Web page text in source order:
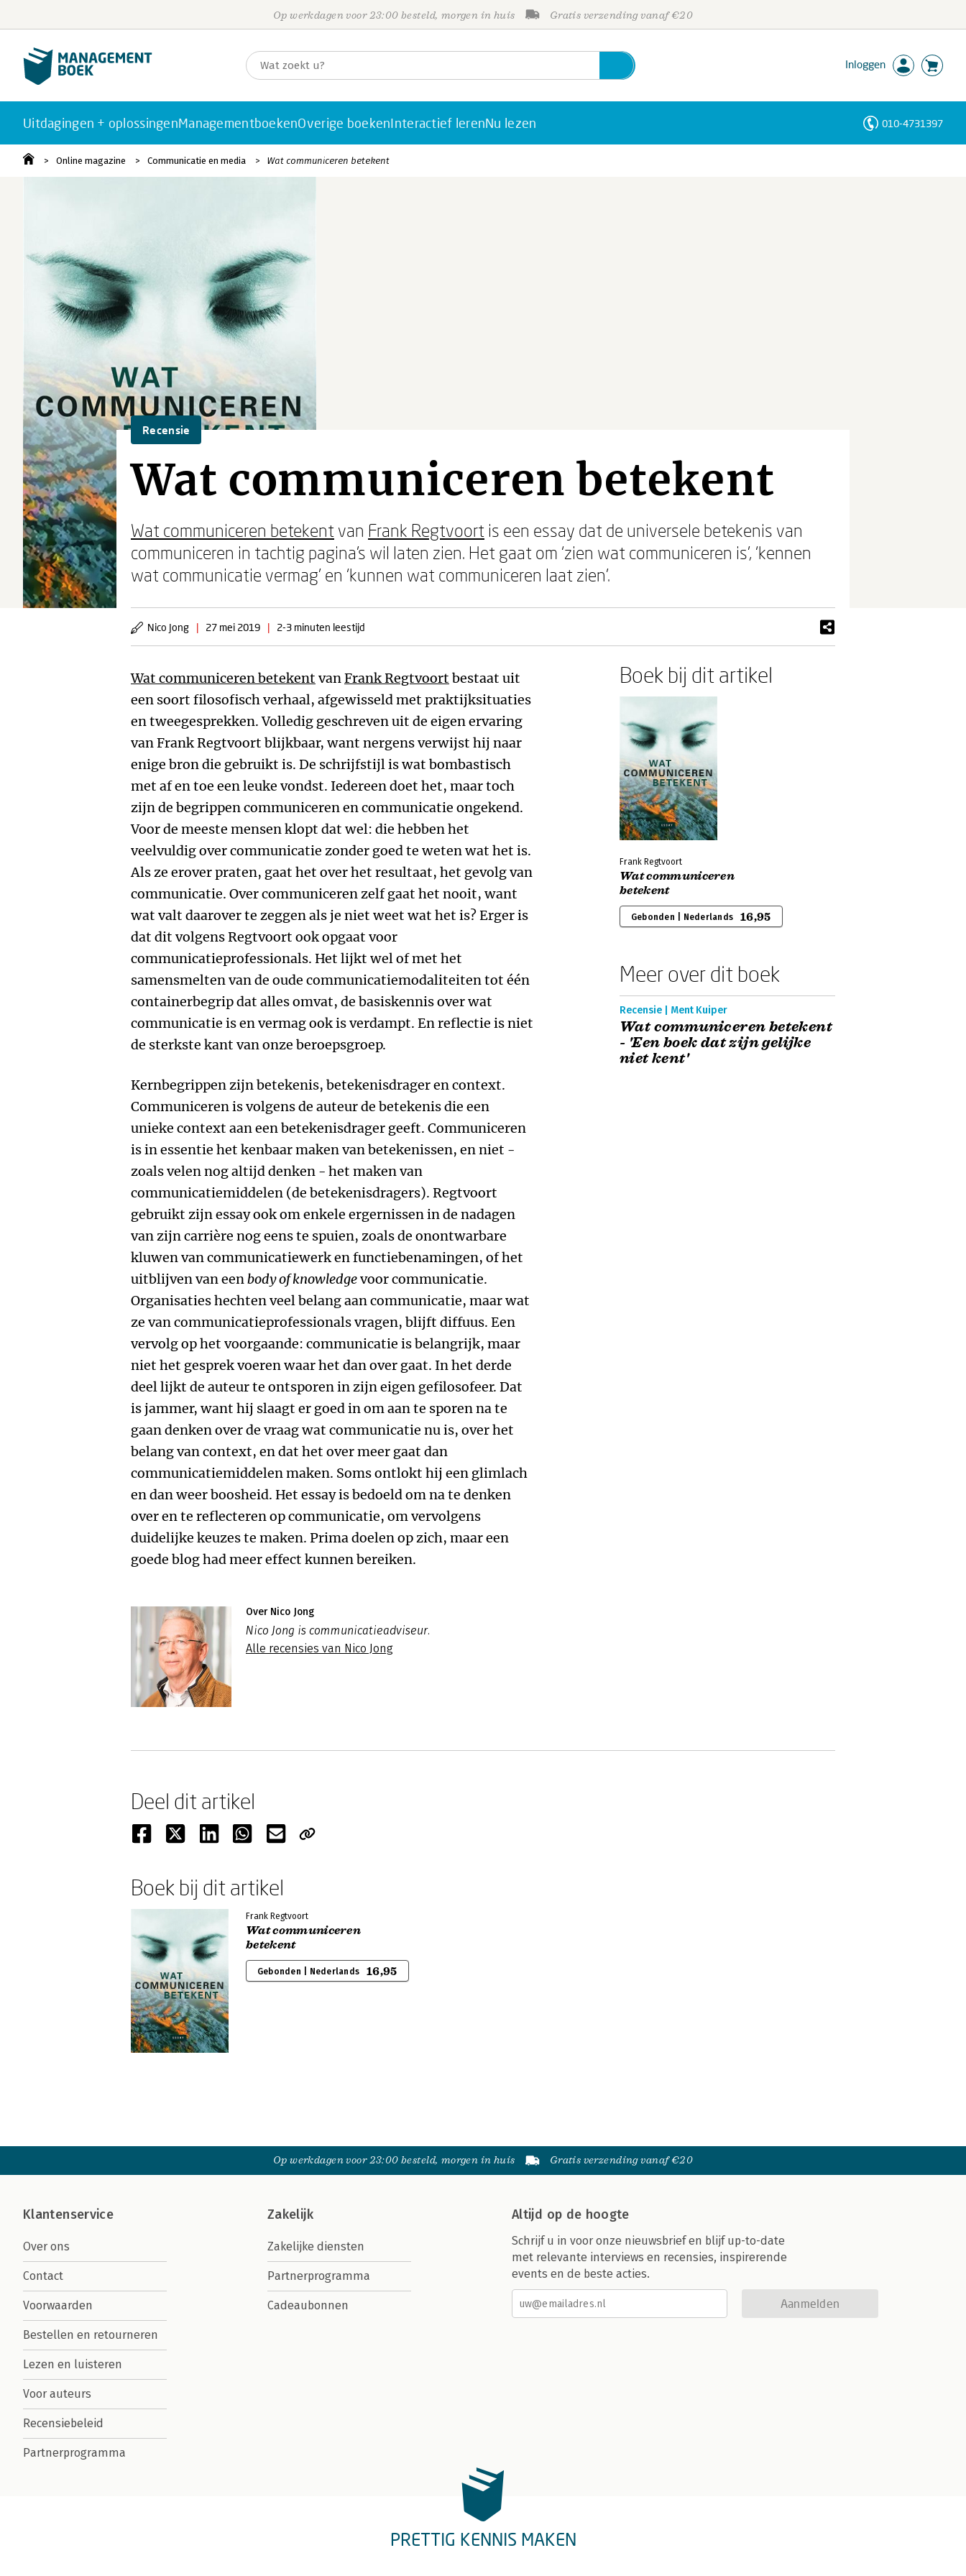
Op werkdagen voor 23:00 besteld, morgen in huis Gratis verzending vanaf €20
Inloggen
Uitdagingen + oplossingenManagementboekenOverige boekenInteractief lerenNu lezen 010-4731397
Online magazine Communicatie en media Wat communiceren betekent
Recensie
Wat communiceren betekent
Wat communiceren betekent van Frank Regtvoort is een essay dat de universele betekenis van
communiceren in tachtig pagina’s wil laten zien. Het gaat om ‘zien wat communiceren is’, ‘kennen
wat communicatie vermag’ en ‘kunnen wat communiceren laat zien’.
Nico Jong | 27 mei 2019 | 2-3 minuten leestijd
Wat communiceren betekent vanFrank Regtvoort bestaat uit
een soort filosofisch verhaal, afgewisseld met praktijksituaties
en tweegesprekken. Volledig geschreven uit de eigen ervaring
van Frank Regtvoort blijkbaar, want nergens verwijst hij naar
enige bron die gebruikt is. De schrijfstijl is wat bombastisch
met af en toe een leuke vondst. Iedereen doet het, maar toch
zijn de begrippen communiceren en communicatie ongekend.
Voor de meeste mensen klopt dat wel: die hebben het
veelvuldig over communicatie zonder goed te weten wat het is.
Als ze erover praten, gaat het over het resultaat, het gevolg van
communicatie. Over communiceren zelf gaat het nooit, want
wat valt daarover te zeggen als je niet weet wat het is? Erger is
dat dit volgens Regtvoort ook opgaat voor
communicatieprofessionals. Het lijkt wel of met het
samensmelten van de oude communicatiemodaliteiten tot één
containerbegrip dat alles omvat, de basiskennis over wat
communicatie is en vermag ook is verdampt. En reflectie is niet
de sterkste kant van onze beroepsgroep.
Kernbegrippen zijn betekenis, betekenisdrager en context.
Communiceren is volgens de auteur de betekenis die een
unieke context aan een betekenisdrager geeft. Communiceren
is in essentie het kenbaar maken van betekenissen, en niet -
zoals velen nog altijd denken - het maken van
communicatiemiddelen (de betekenisdragers). Regtvoort
gebruikt zijn essay ook om enkele ergernissen in de nadagen
van zijn carrière nog eens te spuien, zoals de onontwarbare
kluwen van communicatiewerk en functiebenamingen, of het
uitblijven van eenbody of knowledgevoor communicatie.
Organisaties hechten veel belang aan communicatie, maar wat
ze van communicatieprofessionals vragen, blijft diffuus. Een
vervolg op het voorgaande: communicatie is belangrijk, maar
niet het gesprek voeren waar het dan over gaat. In het derde
deel lijkt de auteur te ontsporen in zijn eigen gefilosofeer. Dat
is jammer, want hij slaagt er goed in om aan te sporen na te
gaan denken over de vraag wat communicatie nu is, over het
belang van context, en dat het over meer gaat dan
communicatiemiddelen maken. Soms ontlokt hij een glimlach
en dan weer boosheid. Het essay is bedoeld om na te denken
over en te reflecteren op communicatie, om vervolgens
duidelijke keuzes te maken. Prima doelen op zich, maar een
goede blog had meer effect kunnen bereiken.
Over Nico Jong
Nico Jong is communicatieadviseur.
Alle recensies van Nico Jong
Boek bij dit artikel
Frank Regtvoort
Wat communiceren
betekent
Gebonden | Nederlands 16,95
Meer over dit boek
Recensie | Ment Kuiper
Wat communiceren betekent
- 'Een boek dat zijn gelijke
niet kent'
Deel dit artikel
Boek bij dit artikel
Frank Regtvoort
Wat communiceren
betekent
Gebonden | Nederlands 16,95
Op werkdagen voor 23:00 besteld, morgen in huis Gratis verzending vanaf €20
Klantenservice
Over ons
Contact
Voorwaarden
Bestellen en retourneren
Lezen en luisteren
Voor auteurs
Recensiebeleid
Partnerprogramma
Zakelijk
Zakelijke diensten
Partnerprogramma
Cadeaubonnen
Altijd op de hoogte
Schrijf u in voor onze nieuwsbrief en blijf up-to-date
met relevante interviews en recensies, inspirerende
events en de beste acties.
Aanmelden
PRETTIG KENNIS MAKEN
Personen